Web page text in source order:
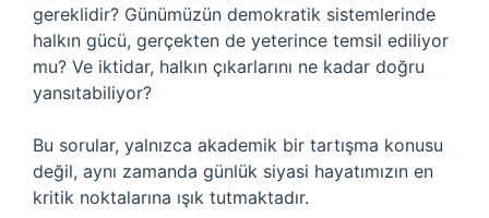
gereklidir? Günümüzün demokratik sistemlerinde
halkın gücü, gerçekten de yeterince temsil ediliyor
mu? Ve iktidar, halkın çıkarlarını ne kadar doğru
yansıtabiliyor?
Bu sorular, yalnızca akademik bir tartışma konusu
değil, aynı zamanda günlük siyasi hayatımızın en
kritik noktalarına ışık tutmaktadır.